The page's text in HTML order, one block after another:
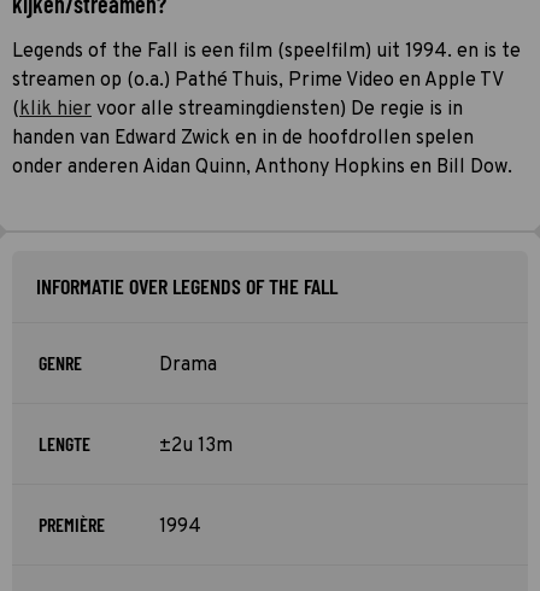
Legends of the Fall is een film (speelfilm) uit 1994. en is te
streamen op (o.a.) Pathé Thuis, Prime Video en Apple TV
(klik hier voor alle streamingdiensten) De regie is in
handen van Edward Zwick en in de hoofdrollen spelen
onder anderen Aidan Quinn, Anthony Hopkins en Bill Dow.
INFORMATIE OVER LEGENDS OF THE FALL
GENRE Drama
LENGTE ±2u 13m
PREMIÈRE 1994